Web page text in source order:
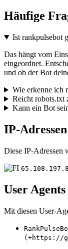
Häufige
Ist rankpulsebot
Das hängt vom
eingeordnet.
und ob der Bot
Wie erkenne ich
Reicht robots.txt
Kann ein Bot
IP-Adressen
Diese IP-Adressen
User Agents
Mit diesen User-
(+https://